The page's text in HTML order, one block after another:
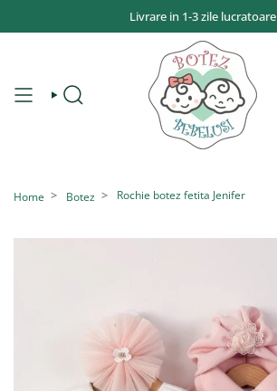
Livrare in 1-3 zile lucratoare
CAUTĂ
Home Botez Rochie botez fetita Jenifer